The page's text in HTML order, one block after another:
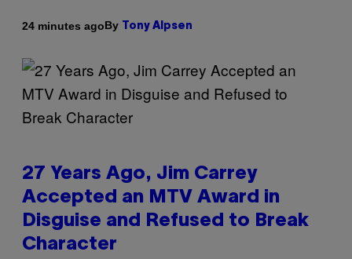
24 minutes agoBy Tony Alpsen
27 Years Ago, Jim Carrey
Accepted an MTV Award in
Disguise and Refused to Break
Character